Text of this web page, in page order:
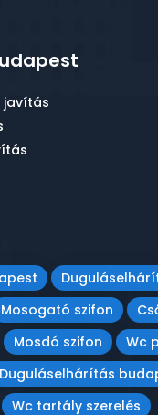
javítás
Mosogató szifon
Mosdó szifon
Wc
Duguláselhárítás
Wc tartály szerelés